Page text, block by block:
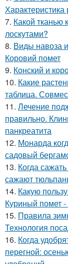
Характеристика
7. Какой тканью
лоскутами?
8. Виды навоза
Коровий помет
9. Конский и
10. Какие
таблица.
11. Лечение
правильно.
панкреатита
12. Монарда
садовый
13. Когда
сажают
14. Какую
Куриный помет -
15. Правила
Технология
16. Когда
перегной: